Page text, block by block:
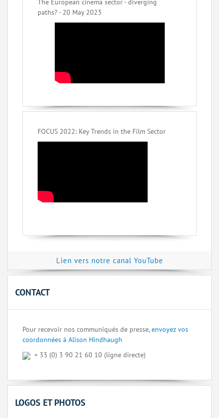
The European cinema sector - diverging
paths? - 20 May 2023
FOCUS 2022: Key Trends in the Film Sector
Lien vers notre canal YouTube
CONTACT
Pour recevoir nos communiqués de presse,envoyez vos
coordonnées à Alison Hindhaugh
+ 33 (0) 3 90 21 60 10 (ligne directe)
LOGOS ET PHOTOS